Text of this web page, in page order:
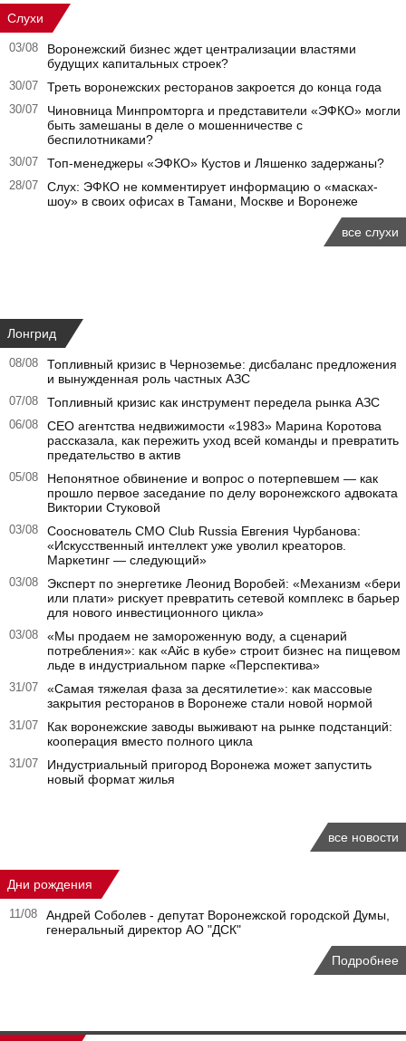
Слухи
03/08
Воронежский бизнес ждет централизации властями
будущих капитальных строек?
30/07 Треть воронежских ресторанов закроется до конца года
30/07
Чиновница Минпромторга и представители «ЭФКО» могли
быть замешаны в деле о мошенничестве с
беспилотниками?
30/07 Топ-менеджеры «ЭФКО» Кустов и Ляшенко задержаны?
28/07
Слух: ЭФКО не комментирует информацию о «масках-
шоу» в своих офисах в Тамани, Москве и Воронеже
все слухи
Лонгрид
08/08
Топливный кризис в Черноземье: дисбаланс предложения
и вынужденная роль частных АЗС
07/08 Топливный кризис как инструмент передела рынка АЗС
06/08
CEO агентства недвижимости «1983» Марина Коротова
рассказала, как пережить уход всей команды и превратить
предательство в актив
05/08
Непонятное обвинение и вопрос о потерпевшем — как
прошло первое заседание по делу воронежского адвоката
Виктории Стуковой
03/08
Сооснователь CMO Club Russia Евгения Чурбанова:
«Искусственный интеллект уже уволил креаторов.
Маркетинг — следующий»
03/08
Эксперт по энергетике Леонид Воробей: «Механизм «бери
или плати» рискует превратить сетевой комплекс в барьер
для нового инвестиционного цикла»
03/08
«Мы продаем не замороженную воду, а сценарий
потребления»: как «Айс в кубе» строит бизнес на пищевом
льде в индустриальном парке «Перспектива»
31/07
«Самая тяжелая фаза за десятилетие»: как массовые
закрытия ресторанов в Воронеже стали новой нормой
31/07
Как воронежские заводы выживают на рынке подстанций:
кооперация вместо полного цикла
31/07
Индустриальный пригород Воронежа может запустить
новый формат жилья
все новости
Дни рождения
11/08
Андрей Соболев - депутат Воронежской городской Думы,
генеральный директор АО "ДСК"
Подробнее